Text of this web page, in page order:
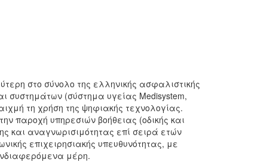
στο σύνολο της ελληνικής ασφαλιστικής
συστημάτων (σύστημα υγείας Medisystem,
τη χρήση της ψηφιακής τεχνολογίας.
παροχή υπηρεσιών βοήθειας (οδικής και
και αναγνωρισιμότητας επί σειρά ετών
επιχειρησιακής υπευθυνότητας, με
μέρη.